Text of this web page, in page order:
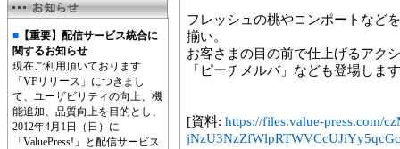
■ 【重要】配信サービス統合に
関するお知らせ
現在ご利用頂いております
「VFリリース」につきまし
て、ユーザビリティの向上、機
能追加、品質向上を目的とし、
2012年4月1日（日）に
「ValuePress!」と配信サービス
フレッシュの桃やコンポートなど
揃い。
お客さまの目の前で仕上げるアク
「ピーチメルバ」なども登場しま
[資料: https://files.value-press.com/